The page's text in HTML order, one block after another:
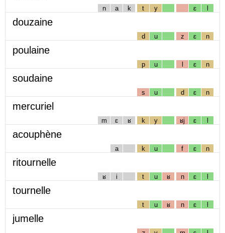
n a k t y ɛ l
douzaine
d u z ɛ n
poulaine
p u l ɛ n
soudaine
s u d ɛ n
mercuriel
m ɛ ʁ k y ʁj ɛ l
acouphène
a k u f ɛ n
ritournelle
ʁ i t u ʁ n ɛ l
tournelle
t u ʁ n ɛ l
jumelle